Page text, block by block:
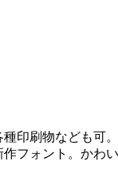
印刷物なども可。
フォント。かわ